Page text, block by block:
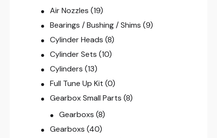
Air Nozzles (19)
Bearings / Bushing / Shims (9)
Cylinder Heads (8)
Cylinder Sets (10)
Cylinders (13)
Full Tune Up Kit (0)
Gearbox Small Parts (8)
Gearboxs (8)
Gearboxs (40)